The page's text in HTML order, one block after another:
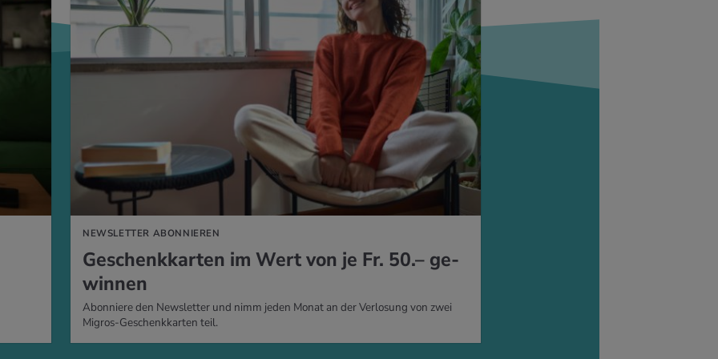
NEWSLETTER ABONNIEREN
Ge­schenk­kar­ten im Wert von je Fr. 50.– ge­
win­nen
Abonniere den Newsletter und nimm jeden Monat an der Verlosung von zwei
Migros-Geschenkkarten teil.